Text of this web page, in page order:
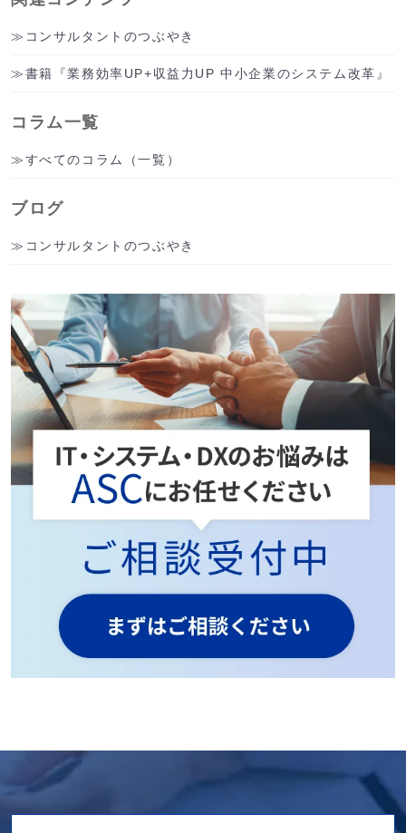
コンサルタントのつぶやき
書籍『業務効率UP+収益力UP 中小企業のシステム改革』
コラム一覧
すべてのコラム（一覧）
ブログ
コンサルタントのつぶやき